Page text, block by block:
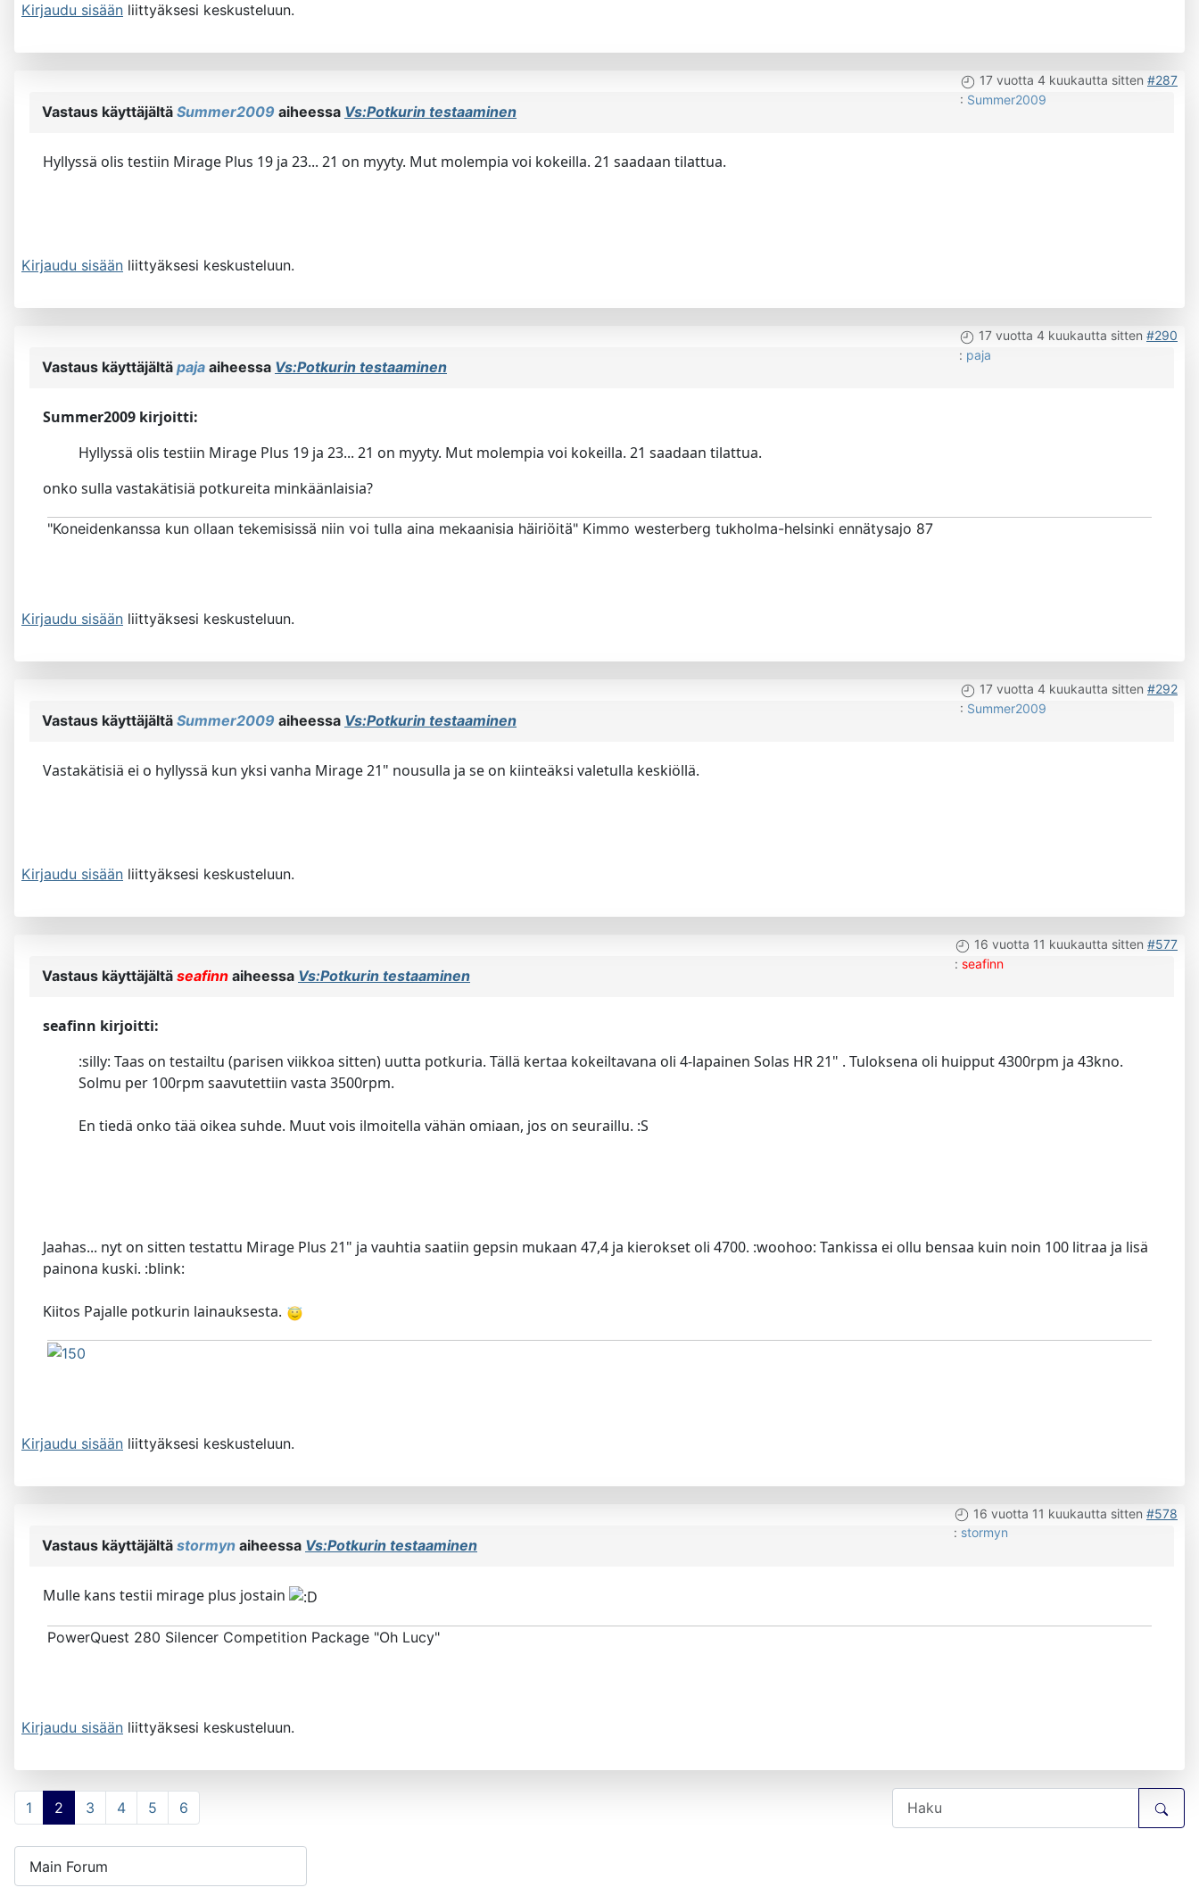
Kirjaudu sisään liittyäksesi keskusteluun.
17 vuotta 4 kuukautta sitten #287
: Summer2009
Vastaus käyttäjältä Summer2009 aiheessa Vs:Potkurin testaaminen
Hyllyssä olis testiin Mirage Plus 19 ja 23... 21 on myyty. Mut molempia voi kokeilla. 21 saadaan tilattua.
Kirjaudu sisään liittyäksesi keskusteluun.
17 vuotta 4 kuukautta sitten #290
: paja
Vastaus käyttäjältä paja aiheessa Vs:Potkurin testaaminen
Summer2009 kirjoitti:
Hyllyssä olis testiin Mirage Plus 19 ja 23... 21 on myyty. Mut molempia voi kokeilla. 21 saadaan tilattua.
onko sulla vastakätisiä potkureita minkäänlaisia?
"Koneidenkanssa kun ollaan tekemisissä niin voi tulla aina mekaanisia häiriöitä" Kimmo westerberg tukholma-helsinki ennätysajo 87
Kirjaudu sisään liittyäksesi keskusteluun.
17 vuotta 4 kuukautta sitten #292
: Summer2009
Vastaus käyttäjältä Summer2009 aiheessa Vs:Potkurin testaaminen
Vastakätisiä ei o hyllyssä kun yksi vanha Mirage 21" nousulla ja se on kiinteäksi valetulla keskiöllä.
Kirjaudu sisään liittyäksesi keskusteluun.
16 vuotta 11 kuukautta sitten #577
: seafinn
Vastaus käyttäjältä seafinn aiheessa Vs:Potkurin testaaminen
seafinn kirjoitti:
:silly: Taas on testailtu (parisen viikkoa sitten) uutta potkuria. Tällä kertaa kokeiltavana oli 4-lapainen Solas HR 21" . Tuloksena oli huipput 4300rpm ja 43kno.
Solmu per 100rpm saavutettiin vasta 3500rpm.
En tiedä onko tää oikea suhde. Muut vois ilmoitella vähän omiaan, jos on seuraillu. :S
Jaahas... nyt on sitten testattu Mirage Plus 21" ja vauhtia saatiin gepsin mukaan 47,4 ja kierokset oli 4700. :woohoo: Tankissa ei ollu bensaa kuin noin 100 litraa ja lisä
painona kuski. :blink:
Kiitos Pajalle potkurin lainauksesta.
Kirjaudu sisään liittyäksesi keskusteluun.
16 vuotta 11 kuukautta sitten #578
: stormyn
Vastaus käyttäjältä stormyn aiheessa Vs:Potkurin testaaminen
Mulle kans testii mirage plus jostain
PowerQuest 280 Silencer Competition Package "Oh Lucy"
Kirjaudu sisään liittyäksesi keskusteluun.
1 2 3 4 5 6